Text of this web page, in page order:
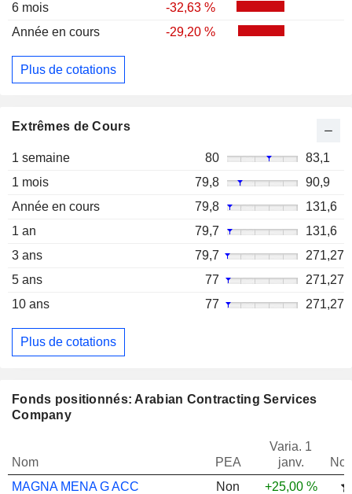
6 mois
-32,63 %
Année en cours
-29,20 %
Plus de cotations
Extrêmes de Cours
1 semaine 80
83,1
1 mois
79,8
90,9
Année en cours
79,8
131,6
1 an
79,7
131,6
3 ans
79,7
271,27
5 ans
77
271,27
10 ans
77 271,27
Plus de cotations
Fonds positionnés: Arabian Contracting Services
Company
Nom PEA
Varia. 1
janv.
MAGNA MENA G ACC
Non
+25,00 %